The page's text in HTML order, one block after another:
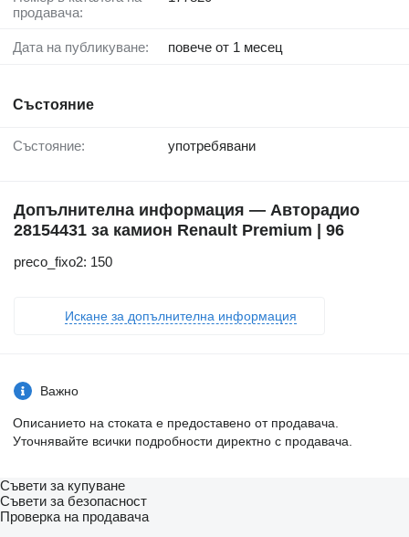
продавача:
Дата на публикуване: повече от 1 месец
Състояние
Състояние: употребявани
Допълнителна информация — Авторадио
28154431 за камион Renault Premium | 96
preco_fixo2: 150
Искане за допълнителна информация
Важно
Описанието на стоката е предоставено от продавача.
Уточнявайте всички подробности директно с продавача.
Съвети за купуване
Съвети за безопасност
Проверка на продавача